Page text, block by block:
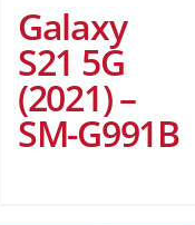
Galaxy
S21 5G
(2021) –
SM-G991B